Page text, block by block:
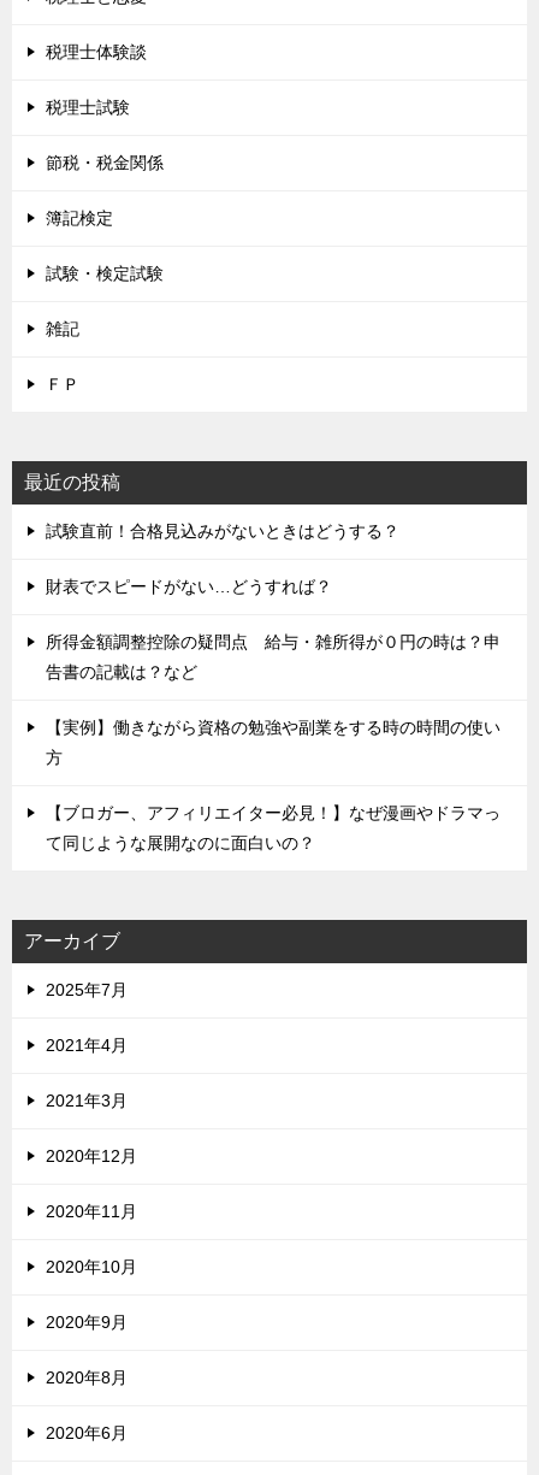
税理士体験談
税理士試験
節税・税金関係
簿記検定
試験・検定試験
雑記
ＦＰ
最近の投稿
試験直前！合格見込みがないときはどうする？
財表でスピードがない…どうすれば？
所得金額調整控除の疑問点 給与・雑所得が０円の時は？申
告書の記載は？など
【実例】働きながら資格の勉強や副業をする時の時間の使い
方
【ブロガー、アフィリエイター必見！】なぜ漫画やドラマっ
て同じような展開なのに面白いの？
アーカイブ
2025年7月
2021年4月
2021年3月
2020年12月
2020年11月
2020年10月
2020年9月
2020年8月
2020年6月